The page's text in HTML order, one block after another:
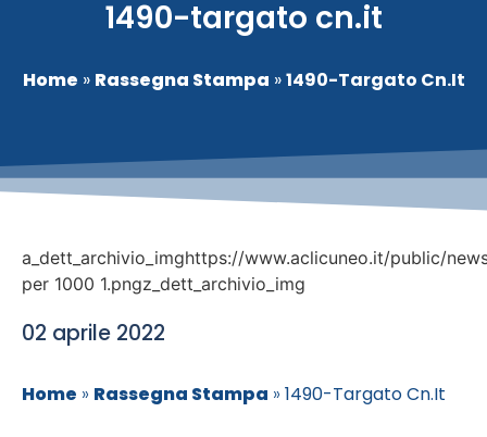
1490-targato cn.it
Home » Rassegna Stampa »1490-Targato Cn.it
a_dett_archivio_imghttps://www.aclicuneo.it/public/
per 1000 1.pngz_dett_archivio_img
02 aprile 2022
Home » Rassegna Stampa » 1490-Targato Cn.it